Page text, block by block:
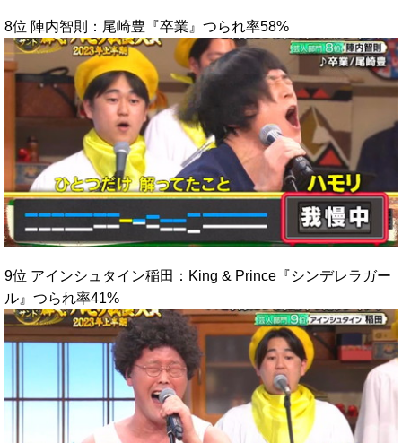
8位 陣内智則：尾崎豊『卒業』つられ率58%
9位 アインシュタイン稲田：King & Prince『シンデレラガー
ル』つられ率41%